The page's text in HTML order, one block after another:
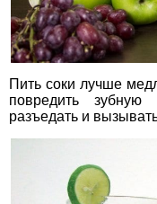
Пить соки лучше
повредить
разъедать и